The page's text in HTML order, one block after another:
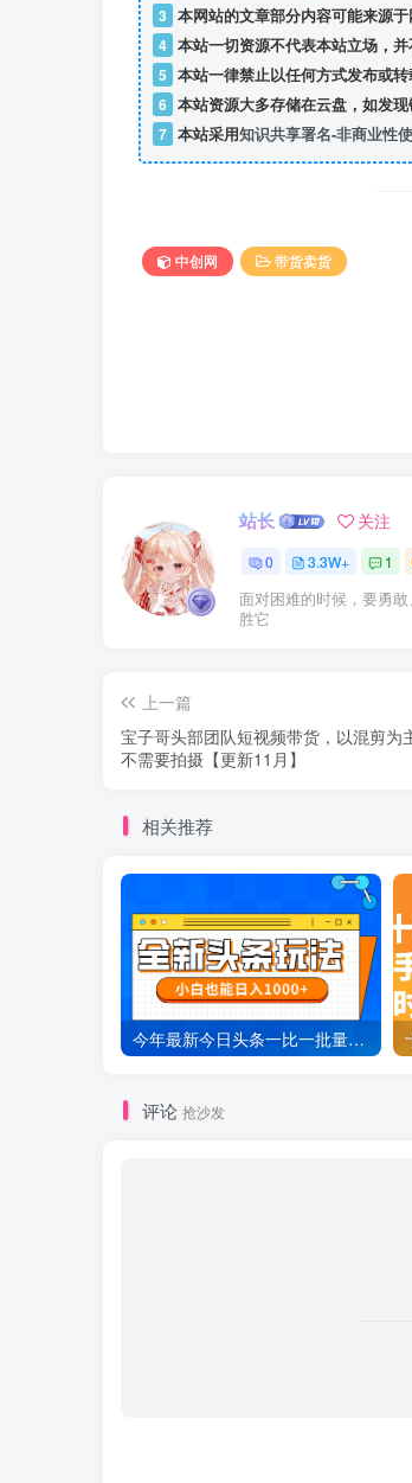
3 本网站的文章部分内容可能来源
4 本站一切资源不代表本站立场，
5 本站一律禁止以任何方式发布或
6 本站资源大多存储在云盘，如发
7 本站采用知识共享署名-非商业性
中创网 带货卖货
站长 关注
0 3.3W+ 1
面对困难的时候，要勇
胜它
上一篇
宝子哥头部团队短视频带货，以混剪为
不需要拍摄【更新11月】
相关推荐
今年最新今日头条一比一批量搬砖，小白也可以日赚千元
评论 抢沙发